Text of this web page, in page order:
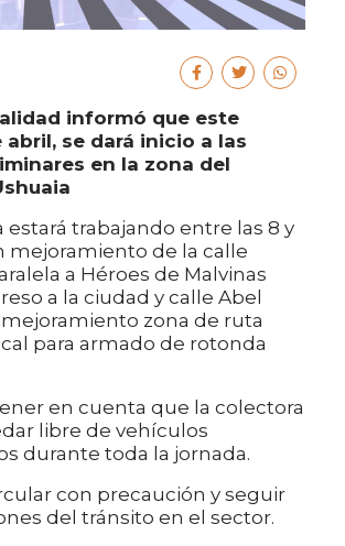
informó que este
abril, se dará inicio a las
en la zona del
estará trabajando entre las 8 y
mejoramiento de la calle
a Héroes de Malvinas
a la ciudad y calle Abel
mejoramiento zona de ruta
para armado de rotonda
en cuenta que la colectora
libre de vehículos
durante toda la jornada.
con precaución y seguir
del tránsito en el sector.